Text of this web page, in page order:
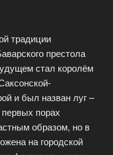
традиции
престола
стал королём
и был назван луг –
порах
образом, но в
на городской